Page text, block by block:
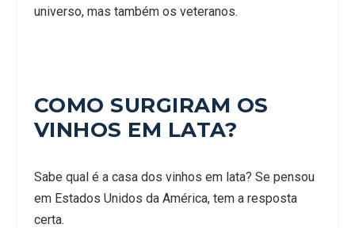
universo, mas também os veteranos.
COMO SURGIRAM OS
VINHOS EM LATA?
Sabe qual é a casa dos vinhos em lata? Se pensou
em Estados Unidos da América, tem a resposta
certa.